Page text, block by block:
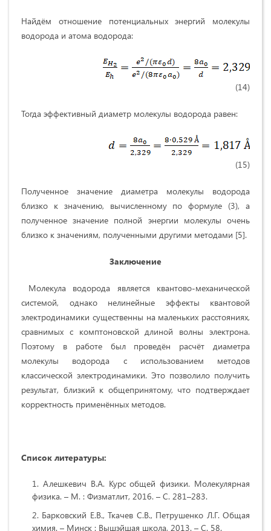
Найдём отношение потенциальных энергий молекулы
водорода и атома водорода:
(14)
Тогда эффективный диаметр молекулы водорода равен:
(15)
Полученное значение диаметра молекулы водорода
близко к значению, вычисленному по формуле (3), а
полученное значение полной энергии молекулы очень
близко к значениям, полученными другими методами [5].
Заключение
Молекула водорода является квантово-механической
системой, однако нелинейные эффекты квантовой
электродинамики существенны на маленьких расстояниях,
сравнимых с комптоновской длиной волны электрона.
Поэтому в работе был проведён расчёт диаметра
молекулы водорода с использованием методов
классической электродинамики. Это позволило получить
результат, близкий к общепринятому, что подтверждает
корректность применённых методов.
Список литературы:
Алешкевич В.А. Курс общей физики. Молекулярная
физика. – М. : Физматлит, 2016. – С. 281–283.
Барковский Е.В., Ткачев С.В., Петрушенко Л.Г. Общая
химия. – Минск : Вышэйшая школа, 2013. – С. 58.